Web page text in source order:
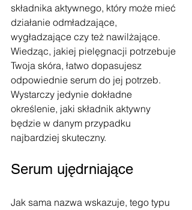
składnika aktywnego, który może mieć
działanie odmładzające,
wygładzające czy też nawilżające.
Wiedząc, jakiej pielęgnacji potrzebuje
Twoja skóra, łatwo dopasujesz
odpowiednie serum do jej potrzeb.
Wystarczy jedynie dokładne
określenie, jaki składnik aktywny
będzie w danym przypadku
najbardziej skuteczny.
Serum ujędrniające
Jak sama nazwa wskazuje, tego typu